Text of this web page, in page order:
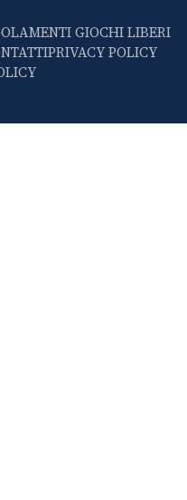
GIOCHI LIBERI
PRIVACY POLICY